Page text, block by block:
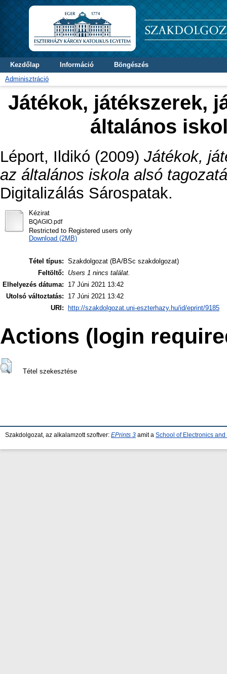
Kezdőlap Információ
Böngészés
Adminisztráció
Játékok, játékszerek,
általános
Léport, Ildikó (2009) Játékok,
az általános iskola alsó
Digitalizálás Sárospatak.
Kézirat
BQAGIO.pdf
Restricted to Registered users only
Download (2MB)
Tétel típus: Szakdolgozat (BA/BSc szakdolgozat)
Feltöltő:
Users 1 nincs találat.
Elhelyezés dátuma:
17 Júni 2021 13:42
Utolsó változtatás:
17 Júni 2021 13:42
URI:
http://szakdolgozat.uni-eszterhazy.hu/id/eprint/9185
Actions (login
Tétel szekesztése
Szakdolgozat, az alkalamzott szoftver: EPrints 3 amit a School of Electronics